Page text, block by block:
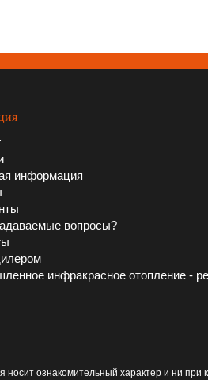
информация
вопросы?
инфракрасное отопление -
ознакомительный характер и ни при